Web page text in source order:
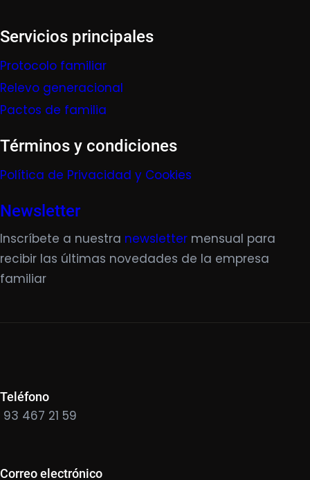
Servicios principales
Protocolo familiar
Relevo generacional
Pactos de familia
Términos y condiciones
Política de Privacidad y Cookies
Newsletter
Inscríbete a nuestra newsletter mensual para
recibir las últimas novedades de la empresa
familiar
Teléfono
93 467 21 59
Correo electrónico